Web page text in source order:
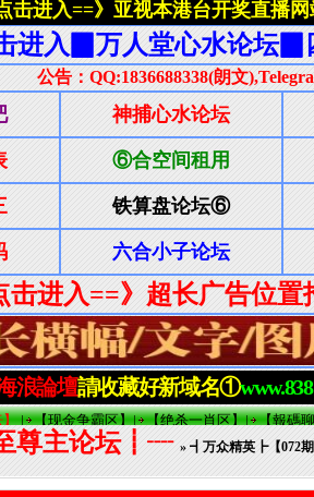
尊主论坛┋┈» ┫万众精英┣【072